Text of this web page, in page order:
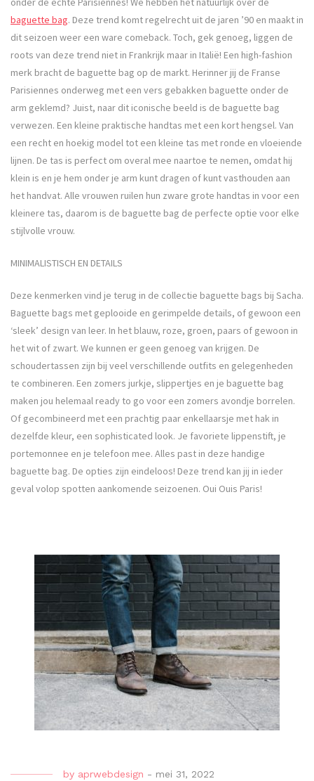
baguette bag. Deze trend komt regelrecht uit de jaren ’90 en maakt in
dit seizoen weer een ware comeback. Toch, gek genoeg, liggen de
roots van deze trend niet in Frankrijk maar in Italië! Een high-fashion
merk bracht de baguette bag op de markt. Herinner jij de Franse
Parisiennes onderweg met een vers gebakken baguette onder de
arm geklemd? Juist, naar dit iconische beeld is de baguette bag
verwezen. Een kleine praktische handtas met een kort hengsel. Van
een recht en hoekig model tot een kleine tas met ronde en vloeiende
lijnen. De tas is perfect om overal mee naartoe te nemen, omdat hij
klein is en je hem onder je arm kunt dragen of kunt vasthouden aan
het handvat. Alle vrouwen ruilen hun zware grote handtas in voor een
kleinere tas, daarom is de baguette bag de perfecte optie voor elke
stijlvolle vrouw.
MINIMALISTISCH EN DETAILS
Deze kenmerken vind je terug in de collectie baguette bags bij Sacha.
Baguette bags met geplooide en gerimpelde details, of gewoon een
‘sleek’ design van leer. In het blauw, roze, groen, paars of gewoon in
het wit of zwart. We kunnen er geen genoeg van krijgen. De
schoudertassen zijn bij veel verschillende outfits en gelegenheden
te combineren. Een zomers jurkje, slippertjes en je baguette bag
maken jou helemaal ready to go voor een zomers avondje borrelen.
Of gecombineerd met een prachtig paar enkellaarsje met hak in
dezelfde kleur, een sophisticated look. Je favoriete lippenstift, je
portemonnee en je telefoon mee. Alles past in deze handige
baguette bag. De opties zijn eindeloos! Deze trend kan jij in ieder
geval volop spotten aankomende seizoenen. Oui Ouis Paris!
by aprwebdesign - mei 31, 2022